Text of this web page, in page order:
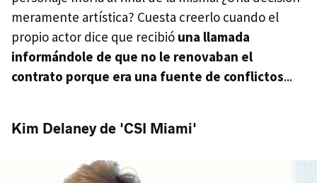
meramente artística? Cuesta creerlo cuando el
propio actor dice que recibió una llamada
informándole de que no le renovaban el
contrato porque era una fuente de conflictos...
Kim Delaney de 'CSI Miami'